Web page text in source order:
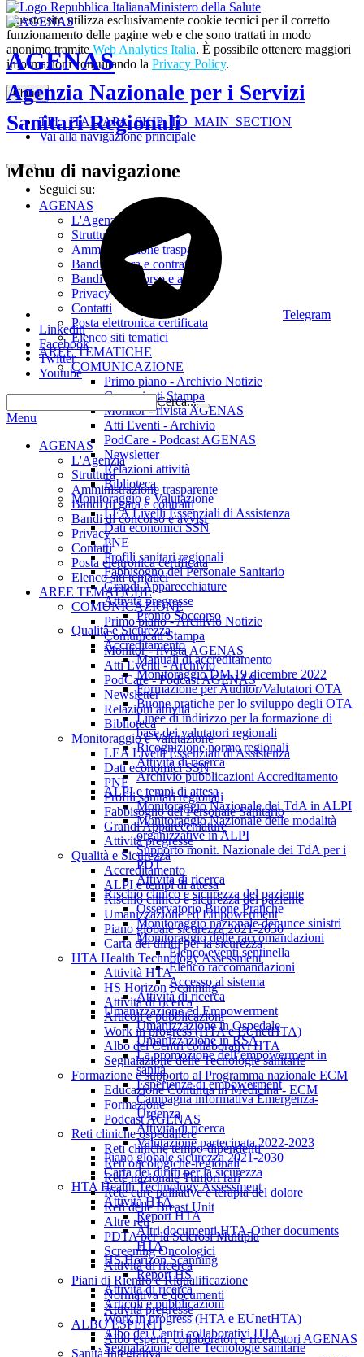
Questo sito utilizza esclusivamente cookie tecnici per il corretto
funzionamento delle pagine web e che sono trattati in modo
anonimo tramite Web Analytics Italia. È possibile ottenere maggiori
informazioni consultando la Privacy Policy.
Chiudi
TPL_ITALIAPA_SKIP_TO_MAIN_SECTION
Vai alla navigazione principale
Ministero della Salute
AGENAS
Agenzia Nazionale per i Servizi
Sanitari Regionali
Seguici su:
Telegram
Linkedin
Facebook
Twitter
Youtube
Cerca...
Menu
AGENAS
L'Agenzia
Struttura
Amministrazione trasparente
Bandi di gara e contratti
Bandi di concorso e avvisi
Privacy
Contatti
Posta elettronica certificata
Elenco siti tematici
AREE TEMATICHE
COMUNICAZIONE
Primo piano - Archivio Notizie
Comunicati Stampa
Monitor - rivista AGENAS
Atti Eventi - Archivio
PodCare - Podcast AGENAS
Newsletter
Relazioni attività
Biblioteca
Monitoraggio e Valutazione
LEA Livelli Essenziali di Assistenza
Dati economici SSN
PNE
Profili sanitari regionali
Fabbisogno del Personale Sanitario
Grandi Apparecchiature
Attività pregresse
Qualità e Sicurezza
Accreditamento
ALPI e tempi di attesa
Rischio clinico e sicurezza del paziente
Umanizzazione ed Empowerment
Piano globale sicurezza 2021-2030
Carta dei diritti per la sicurezza
HTA Health Technology Assessment
Attività HTA
HS Horizon Scanning
Attività di ricerca
Articoli e pubblicazioni
Work in progress (HTA e EUnetHTA)
Albo dei Centri collaborativi HTA
Segnalazione delle Tecnologie sanitarie
Formazione e supporto al Programma nazionale ECM
Educazione Continua in Medicina - ECM
Formazione
Podcast AGENAS
Reti cliniche ospedaliere
Reti cliniche tempo-dipendenti
Reti oncologiche-regionali
Rete nazionale Tumori rari
Rete cure palliative e terapia del dolore
Reti delle Breast Unit
Altre reti
PDTA per la Sclerosi Multipla
Screening Oncologici
Attività di ricerca
Piani di Rientro e Riqualificazione
Normativa e documenti
Attività pregresse
ALBO ESPERTI
Albo esperti, collaboratori e ricercatori AGENAS
Sanità Integrativa
Menu di navigazione
AGENAS
L'Agenzia
Struttura
Amministrazione trasparente
Bandi di gara e contratti
Bandi di concorso e avvisi
Privacy
Contatti
Posta elettronica certificata
Elenco siti tematici
AREE TEMATICHE
COMUNICAZIONE
Primo piano - Archivio Notizie
Comunicati Stampa
Monitor - rivista AGENAS
Atti Eventi - Archivio
PodCare - Podcast AGENAS
Newsletter
Relazioni attività
Biblioteca
Monitoraggio e Valutazione
LEA Livelli Essenziali di Assistenza
Dati economici SSN
PNE
Profili sanitari regionali
Fabbisogno del Personale Sanitario
Grandi Apparecchiature
Attività pregresse
Pronto Soccorso
Qualità e Sicurezza
Accreditamento
Manuali di accreditamento
Monitoraggio DM 19 dicembre 2022
Formazione per Auditor/Valutatori OTA
Buone pratiche per lo sviluppo degli OTA
Linee di indirizzo per la formazione di
base dei valutatori regionali
Ricognizione norme regionali
Attività di ricerca
Archivio pubblicazioni Accreditamento
ALPI e tempi di attesa
Monitoraggio Nazionale dei TdA in ALPI
Monitoraggio Nazionale delle modalità
organizzative in ALPI
Supporto monit. Nazionale dei TdA per i
PDT
Attività di ricerca
Rischio clinico e sicurezza del paziente
Osservatorio Buone Pratiche
Monitoraggio nazionale denunce sinistri
Monitoraggio delle raccomandazioni
Elenco eventi sentinella
Elenco raccomandazioni
Accesso al sistema
Attività di ricerca
Umanizzazione ed Empowerment
Umanizzazione in Ospedale
Umanizzazione in RSA
La promozione dell’empowerment in
sanità
Esperienze di empowerment
Campagna informativa Emergenza-
Urgenza
Attività di ricerca
Valutazione partecipata 2022-2023
Piano globale sicurezza 2021-2030
Carta dei diritti per la sicurezza
HTA Health Technology Assessment
Attività HTA
Report HTA
Altri documenti HTA-Other documents
HTA
HS Horizon Scanning
Report HS
Attività di ricerca
Articoli e pubblicazioni
Work in progress (HTA e EUnetHTA)
Albo dei Centri collaborativi HTA
Segnalazione delle Tecnologie sanitarie